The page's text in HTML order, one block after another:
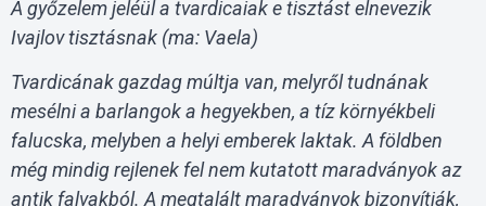
A győzelem jeléül a tvardicaiak e tisztást elnevezik
Ivajlov tisztásnak (ma: Vaela)
Tvardicának gazdag múltja van, melyről tudnának
mesélni a barlangok a hegyekben, a tíz környékbeli
falucska, melyben a helyi emberek laktak. A földben
még mindig rejlenek fel nem kutatott maradványok az
antik falvakból. A megtalált maradványok bizonyítják,